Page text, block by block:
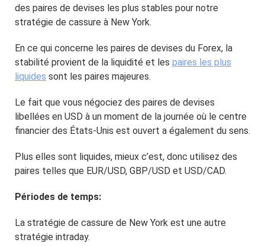
des paires de devises les plus stables pour notre
stratégie de cassure à New York.
En ce qui concerne les paires de devises du Forex, la
stabilité provient de la liquidité et les paires les plus
liquides sont les paires majeures.
Le fait que vous négociez des paires de devises
libellées en USD à un moment de la journée où le centre
financier des États-Unis est ouvert a également du sens.
Plus elles sont liquides, mieux c’est, donc utilisez des
paires telles que EUR/USD, GBP/USD et USD/CAD.
Périodes de temps:
La stratégie de cassure de New York est une autre
stratégie intraday.